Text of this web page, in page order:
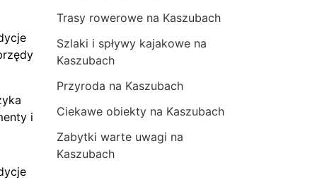
i
Trasy rowerowe na Kaszubach
Szlaki i spływy kajakowe na
Kaszubach
Przyroda na Kaszubach
Ciekawe obiekty na Kaszubach
Zabytki warte uwagi na
Kaszubach